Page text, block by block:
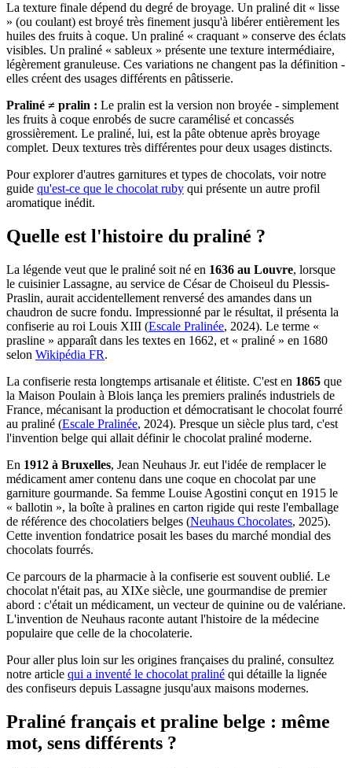
La texture finale dépend du degré de broyage. Un praliné dit « lisse
» (ou coulant) est broyé très finement jusqu'à libérer entièrement les
huiles des fruits à coque. Un praliné « craquant » conserve des éclats
visibles. Un praliné « sableux » présente une texture intermédiaire,
légèrement granuleuse. Ces variations ne changent pas la définition -
elles créent des usages différents en pâtisserie.
Praliné ≠ pralin : Le pralin est la version non broyée - simplement
les fruits à coque enrobés de sucre caramélisé et concassés
grossièrement. Le praliné, lui, est la pâte obtenue après broyage
complet. Deux textures très différentes pour deux usages distincts.
Pour explorer d'autres garnitures et types de chocolats, voir notre
guide qu'est-ce que le chocolat ruby qui présente un autre profil
aromatique inédit.
Quelle est l'histoire du praliné ?
La légende veut que le praliné soit né en 1636 au Louvre, lorsque
le cuisinier Lassagne, au service de César de Choiseul du Plessis-
Praslin, aurait accidentellement renversé des amandes dans un
chaudron de sucre fondu. Impressionné par le résultat, il présenta la
confiserie au roi Louis XIII (Escale Pralinée, 2024). Le terme «
prasline » apparaît dans les textes en 1662, et « praliné » en 1680
selon Wikipédia FR.
La confiserie resta longtemps artisanale et élitiste. C'est en 1865 que
la Maison Poulain à Blois lança les premiers pralinés industriels de
France, mécanisant la production et démocratisant le chocolat fourré
au praliné (Escale Pralinée, 2024). Presque un siècle plus tard, c'est
l'invention belge qui allait définir le chocolat praliné moderne.
En 1912 à Bruxelles, Jean Neuhaus Jr. eut l'idée de remplacer le
médicament amer contenu dans une coque en chocolat par une
garniture gourmande. Sa femme Louise Agostini conçut en 1915 le
« ballotin », la boîte à pralines en carton rigide qui reste l'emballage
de référence des chocolatiers belges (Neuhaus Chocolates, 2025).
Cette invention fondatrice posait les bases du marché mondial des
chocolats fourrés.
Ce parcours de la pharmacie à la confiserie est souvent oublié. Le
chocolat n'était pas, au XIXe siècle, une gourmandise de premier
abord : c'était un médicament, un vecteur de quinine ou de valériane.
L'invention de Neuhaus raconte autant l'histoire de la médecine
populaire que celle de la chocolaterie.
Pour aller plus loin sur les origines françaises du praliné, consultez
notre article qui a inventé le chocolat praliné qui détaille la lignée
des confiseurs depuis Lassagne jusqu'aux maisons modernes.
Praliné français et praline belge : même
mot, sens différents ?